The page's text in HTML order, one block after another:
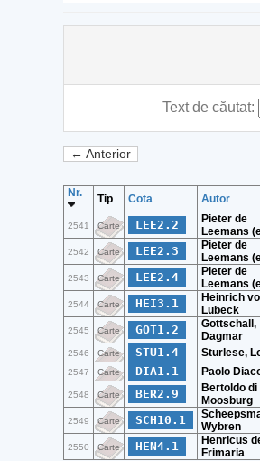
Text de căutat:
← Anterior
Nr. Tip Cota Autor
2541 Carte LEE2.2
Pieter de
Leemans
2542 Carte LEE2.3
Pieter de
Leemans
2543 Carte LEE2.4
Pieter de
Leemans
2544 Carte HEI3.1
Heinrich
Lübeck
2545 Carte GOT1.2
Gottschall,
Dagmar
2546 Carte STU1.4 Sturlese,
2547 Carte DIA1.1 Paolo
2548 Carte BER2.9
Bertoldo di
Moosburg
2549 Carte SCH10.1
Wybren
2550 Carte HEN4.1
Henricus
Frimaria